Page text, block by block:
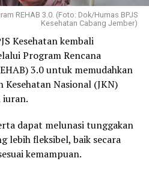
REHAB 3.0. (Foto: Dok/Humas BPJS
Kesehatan Cabang Jember)
Kesehatan kembali
Program Rencana
3.0 untuk memudahkan
Nasional (JKN)
iuran.
dapat melunasi tunggakan
lebih fleksibel, baik secara
kemampuan.